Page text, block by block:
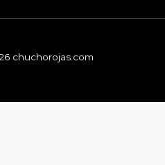
chuchorojas.com